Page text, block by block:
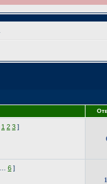
1 2 3 ]
6 ]